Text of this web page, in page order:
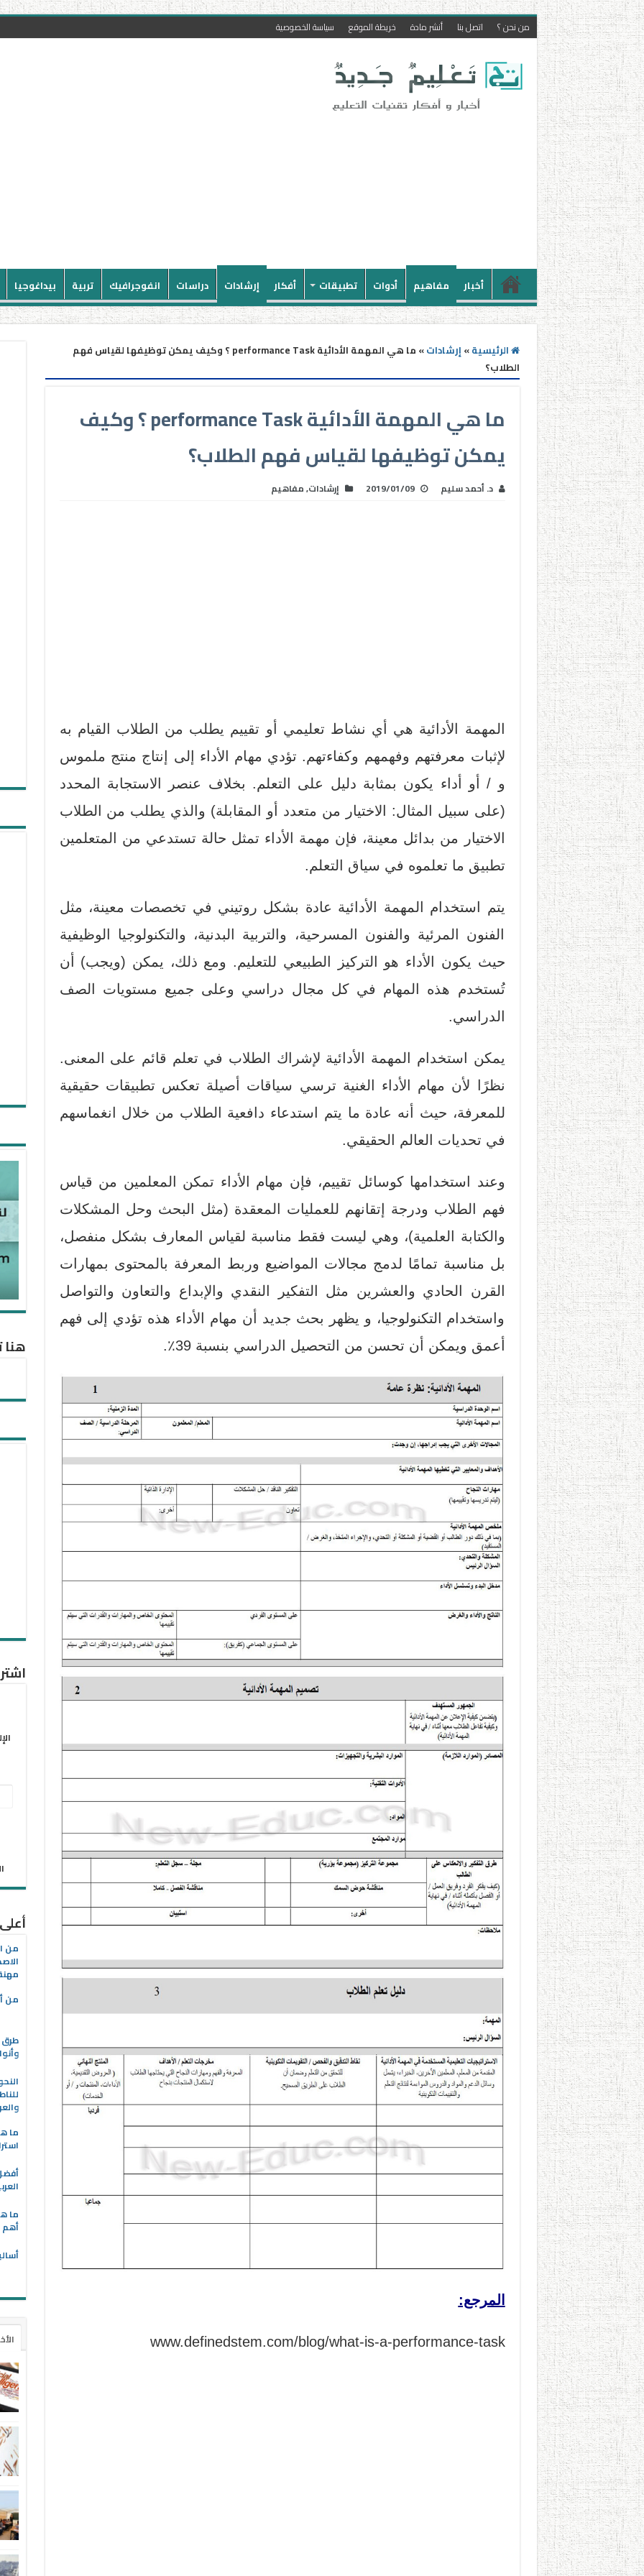
من نحن ؟ اتصل بنا أنشر مادة خريطة الموقع سياسة الخصوصية
أخبار مفاهيم أدوات تطبيقات أفكار إرشادات دراسات انفوجرافيك تربية بيداغوجيا
الرئيسية» إرشادات»
ما هي المهمة الأدائية performance Task ؟ وكيف يمكن توظيفها لقياس فهم
الطلاب؟
ما هي المهمة الأدائية performance Task ؟ وكيف
يمكن توظيفها لقياس فهم الطلاب؟
د. أحمد سليم 2019/01/09 إرشادات,مفاهيم
المهمة الأدائية هي أي نشاط تعليمي أو تقييم يطلب من الطلاب القيام به
لإثبات معرفتهم وفهمهم وكفاءتهم. تؤدي مهام الأداء إلى إنتاج منتج ملموس
و / أو أداء يكون بمثابة دليل على التعلم. بخلاف عنصر الاستجابة المحدد
(على سبيل المثال: الاختيار من متعدد أو المقابلة) والذي يطلب من الطلاب
الاختيار من بدائل معينة، فإن مهمة الأداء تمثل حالة تستدعي من المتعلمين
تطبيق ما تعلموه في سياق التعلم.
يتم استخدام المهمة الأدائية عادة بشكل روتيني في تخصصات معينة، مثل
الفنون المرئية والفنون المسرحية، والتربية البدنية، والتكنولوجيا الوظيفية
حيث يكون الأداء هو التركيز الطبيعي للتعليم. ومع ذلك، يمكن (ويجب) أن
تُستخدم هذه المهام في كل مجال دراسي وعلى جميع مستويات الصف
الدراسي.
يمكن استخدام المهمة الأدائية لإشراك الطلاب في تعلم قائم على المعنى.
نظرًا لأن مهام الأداء الغنية ترسي سياقات أصيلة تعكس تطبيقات حقيقية
للمعرفة، حيث أنه عادة ما يتم استدعاء دافعية الطلاب من خلال انغماسهم
في تحديات العالم الحقيقي.
وعند استخدامها كوسائل تقييم، فإن مهام الأداء تمكن المعلمين من قياس
فهم الطلاب ودرجة إتقانهم للعمليات المعقدة (مثل البحث وحل المشكلات
والكتابة العلمية)، وهي ليست فقط مناسبة لقياس المعارف بشكل منفصل،
بل مناسبة تمامًا لدمج مجالات المواضيع وربط المعرفة بالمحتوى بمهارات
القرن الحادي والعشرين مثل التفكير النقدي والإبداع والتعاون والتواصل
واستخدام التكنولوجيا، و يظهر بحث جديد أن مهام الأداء هذه تؤدي إلى فهم
أعمق ويمكن أن تحسن من التحصيل الدراسي بنسبة 39٪.
المرجع:
www.definedstem.com/blog/what-is-a-performance-task
هنا
من
من
طرق
ما
ما
أهم